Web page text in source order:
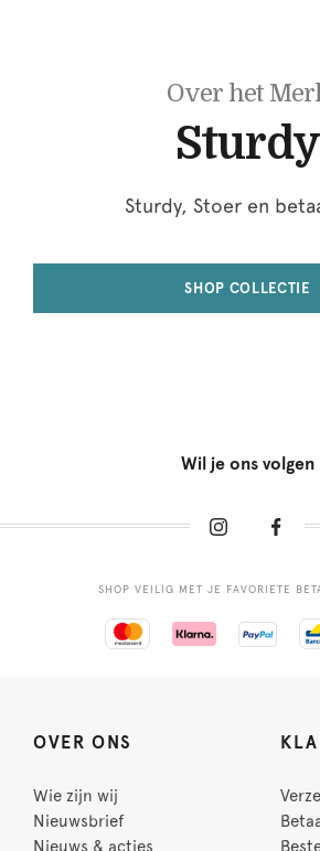
Over het
Sturdy
Sturdy, Stoer en
SHOP COLLECTIE
Wil je ons volgen
SHOP VEILIG MET JE FAVORIETE
OVER ONS
Wie zijn wij
Nieuwsbrief
Nieuws & acties